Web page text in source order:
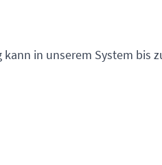
in unserem System bis